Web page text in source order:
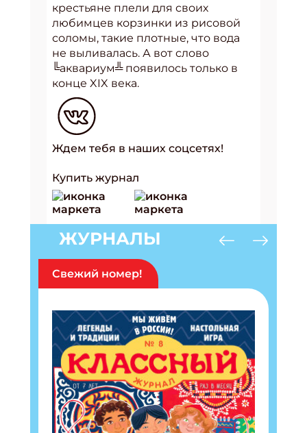
крестьяне плели для своих
любимцев корзинки из рисовой
соломы, такие плотные, что вода
не выливалась. А вот слово
╚аквариум╩ появилось только в
конце XIX века.
Ждем тебя в наших соцсетях!
Купить журнал
ЖУРНАЛЫ
Свежий номер!